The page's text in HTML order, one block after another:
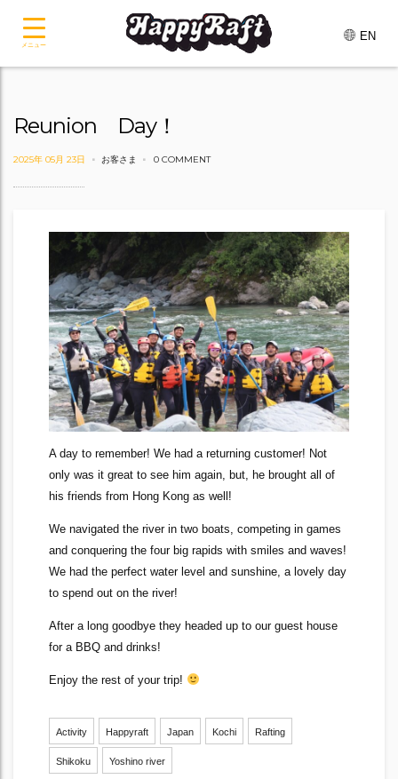
EN
Reunion Day！
2025年 05月 23日 お客さま 0 COMMENT
A day to remember! We had a returning customer! Not
only was it great to see him again, but, he brought all of
his friends from Hong Kong as well!
We navigated the river in two boats, competing in games
and conquering the four big rapids with smiles and waves!
We had the perfect water level and sunshine, a lovely day
to spend out on the river!
After a long goodbye they headed up to our guest house
for a BBQ and drinks!
Enjoy the rest of your trip!
Activity Happyraft Japan Kochi Rafting
Shikoku Yoshino river
メニュー